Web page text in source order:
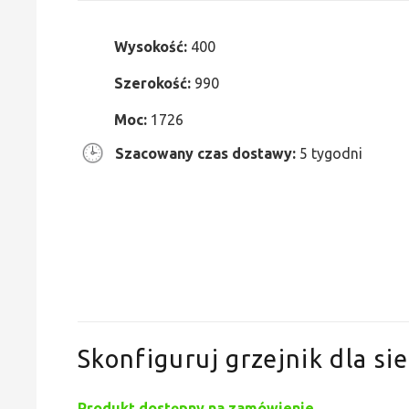
Wysokość: 400
Szerokość: 990
Moc: 1726
Szacowany czas dostawy: 5 tygodni
Skonfiguruj grzejnik dla